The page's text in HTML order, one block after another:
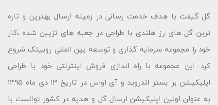
گل گیفت با هدف خدمت رسانی در زمینه ارسال بهترین و تازه
ترین گل های رز هلندی با طراحی در جعبه های تزیین شده ،کار
خود را مجموعه سرمایه گذاری و توسعه بین المللی روبیتک شروع
کرد. این مجموعه با راه اندازی فروش اینترنتی خود با طراحی
اپلیکیشن بر بستر اندروید و آی اواس در تاریخ ۱۳ دی ماه ۱۳۹۵
به عنوان اولین اپلیکیشن ارسال گل و هدیه در کشور توانست با